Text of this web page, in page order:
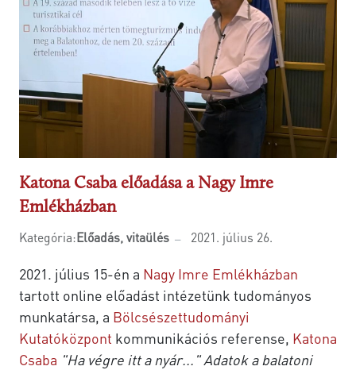
Katona Csaba előadása a Nagy Imre
Emlékházban
Kategória:Előadás, vitaülés 2021. július 26.
2021. július 15-én a Nagy Imre Emlékházban
tartott online előadást intézetünk tudományos
munkatársa, a Bölcsészettudományi
Kutatóközpont kommunikációs referense, Katona
Csaba "Ha végre itt a nyár..." Adatok a balatoni